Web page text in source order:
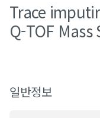
Trace
Q-TOF
일반정보